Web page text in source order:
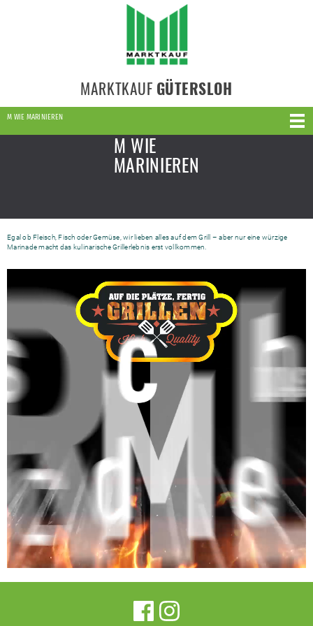
MARKTKAUF GÜTERSLOH
M WIE MARINIEREN
M WIE
MARINIEREN
Egal ob Fleisch, Fisch oder Gemüse, wir lieben alles auf dem Grill – aber nur eine würzige
Marinade macht das kulinarische Grillerlebnis erst vollkommen.